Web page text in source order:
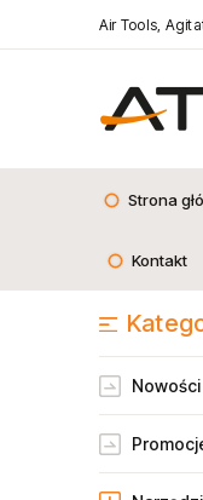
Air Tools,
Strona
Kontakt
Nowości